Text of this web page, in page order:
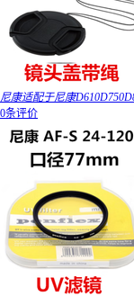
尼康适配于尼康
0条评价